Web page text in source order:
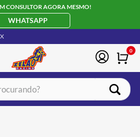
CONSULTOR AGORA MESMO!
WHATSAPP
0